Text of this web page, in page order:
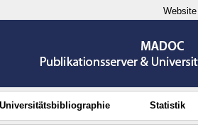
Universitätsbibliographie Statistik